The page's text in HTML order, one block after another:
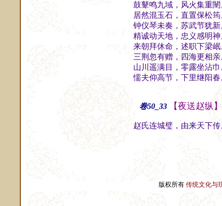
鼓鼙鸣九域，风火集重
居然混玉石，直置保松
钟仪琴未奏，苏武节犹
精诚动天地，忠义感明
来朝拜休命，述职下梁
三荆忽有赠，四海更相
山川遥满目，零露坐沾
懦夫仰高节，下里继阳春
卷50_33 【夜送赵纵】
赵氏连城璧，由来天下
版权所有 传统文化与